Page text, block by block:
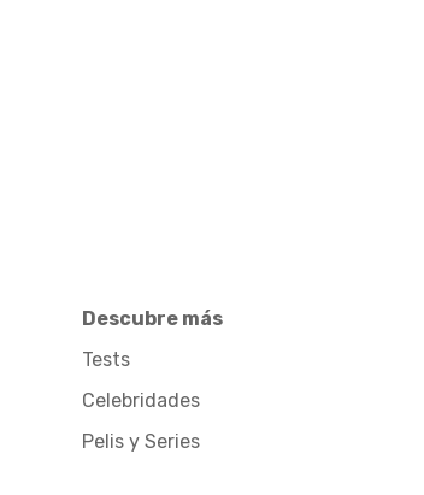
Descubre más
Tests
Celebridades
Pelis y Series